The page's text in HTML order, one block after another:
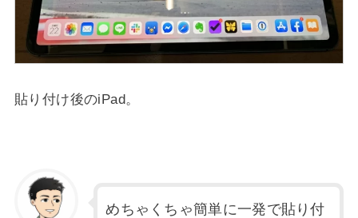
貼り付け後のiPad。
めちゃくちゃ簡単に一発で貼り付